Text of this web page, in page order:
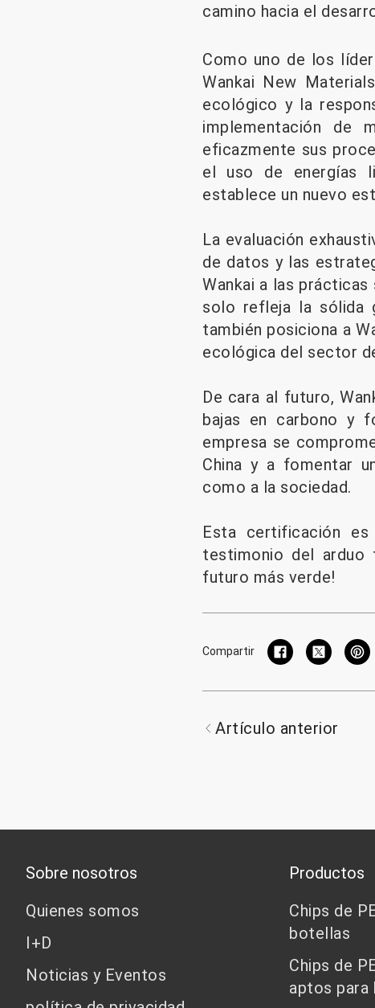
camino hacia el
Como uno de los
Wankai New
ecológico y la
implementación de
eficazmente sus
el uso de energías
establece un nuevo
La evaluación
de datos y las
Wankai a las
solo refleja la sólida
también posiciona a
ecológica del sector
De cara al futuro,
bajas en carbono y
empresa se
China y a fomentar
como a la sociedad.
Esta certificación
testimonio del arduo
futuro más verde!
Compartir
Artículo anterior
Sobre nosotros
Quienes somos
I+D
Noticias y Eventos
Productos
Chips de
botellas
Chips de
aptos para